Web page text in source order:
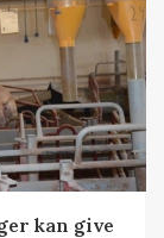
kan give